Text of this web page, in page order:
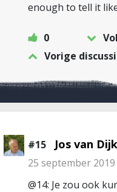
enough to tell it
0
Vorige
#15 Jos van Dijk
25 september 2019
@14: Je zou ook